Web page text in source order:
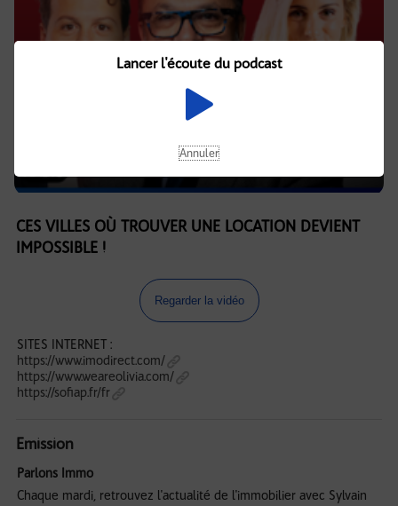
CES VILLES OÙ TROUVER UNE LOCATION DEVIENT
IMPOSSIBLE !
Regarder la vidéo
SITES INTERNET :
https://www.imodirect.com/
https://www.weareolivia.com/
https://sofiap.fr/fr
Emission
Parlons Immo
Chaque mardi, retrouvez l'actualité de l'immobilier avec Sylvain
Lancer l'écoute du podcast
Annuler